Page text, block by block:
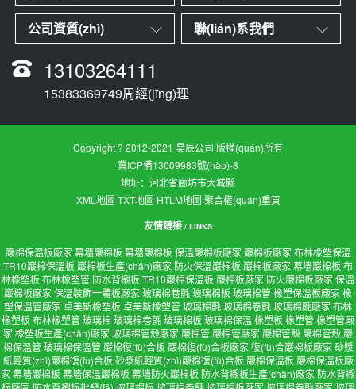
公司資質(zhì) 聯(lián)系我們
13103264111
15383369749周經(jīng)理
Copyright ? 2012-2021 昊辰公司 版權(quán)所有
冀ICP備13009983號(hào)-8
地址：河北省廊坊市大城縣
XML地圖 TXT地圖 HTLM地圖 聚合權(quán)重頁
友情鏈接 / LINKS
巖棉保溫板廠家 幕墻巖棉板 幕墻巖棉板 保溫巖棉板廠家 巖棉板廠家 布林橡塑保溫
TR10巖棉保溫板 巖棉板生產(chǎn)廠家 防火保溫巖棉板 巖棉板廠家 幕墻巖棉板 布
林橡塑板 布林橡塑管 防水背襯板 TR10巖棉保溫板 巖棉板廠家 防火巖棉板廠家 保溫
巖棉板廠家 保溫裝飾一體板廠家 玻璃棉卷氈玻璃棉板 玻璃棉管橡塑保溫板廠家 橡
塑保溫管廠家 卓美斯橡塑板 卓美斯橡塑管玻璃棉氈玻璃棉卷氈玻璃棉氈廠家 布林
橡塑板 布林橡塑管玻璃棉玻璃棉卷氈玻璃棉板 玻璃棉保溫 橡塑板 橡塑管橡塑管廠
家 橡塑板生產(chǎn)廠家 玻璃棉管殼廠家 巖棉管 巖棉管廠家 巖棉管殼 巖棉管殼 巖
棉保溫管 玻璃棉保溫管 巖棉復(fù)合板 巖棉復(fù)合板廠家 復(fù)合巖棉板廠家 砂漿
紙輕質(zhì)巖棉復(fù)合板 砂漿紙輕質(zhì)巖棉復(fù)合板 巖棉保溫板 巖棉保溫板廠
家 幕墻巖棉板 幕墻保溫巖棉板 幕墻防火巖棉板 防水背襯板生產(chǎn)廠家 防水背襯